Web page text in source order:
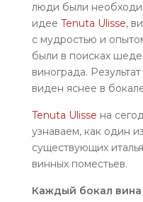
люди были
идее Tenuta Ulisse,
с мудростью и
были в поисках
винограда.
виден яснее в
Tenuta Ulisse на
узнаваем, как один
существующих
винных поместьев.
Каждый бокал вина